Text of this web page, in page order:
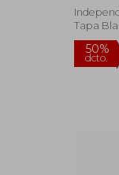
Tapa